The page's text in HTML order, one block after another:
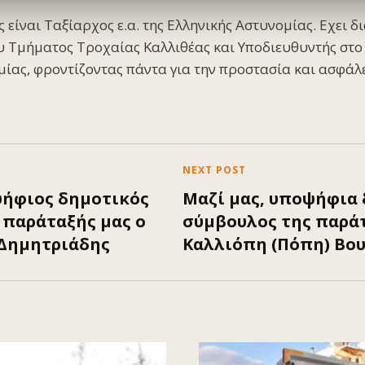
Ταξίαρχος ε.α. της Ελληνικής Αστυνομίας. Εχει
Τμήματος Τροχαίας Καλλιθέας και Υποδιευθυντής στο
φροντίζοντας πάντα για την προστασία και
δημοτικός
μας ο
NEXT POST
Μαζί μας, υποψήφια
σύμβουλος της
Καλλιόπη (Πόπη)